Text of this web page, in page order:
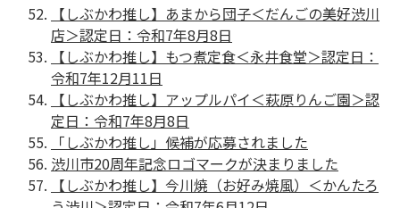
【しぶかわ推し】あまから団子＜だんごの美好渋川
店＞認定日：令和7年8月8日
【しぶかわ推し】もつ煮定食＜永井食堂＞認定日：
令和7年12月11日
【しぶかわ推し】アップルパイ＜萩原りんご園＞認
定日：令和7年8月8日
「しぶかわ推し」候補が応募されました
渋川市20周年記念ロゴマークが決まりました
【しぶかわ推し】今川焼（お好み焼風）＜かんたろ